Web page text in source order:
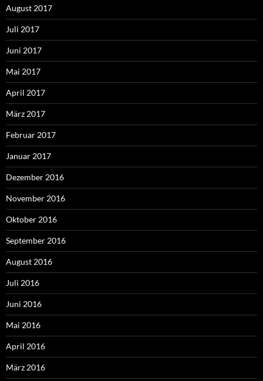
August 2017
Juli 2017
Juni 2017
Mai 2017
April 2017
März 2017
Februar 2017
Januar 2017
Dezember 2016
November 2016
Oktober 2016
September 2016
August 2016
Juli 2016
Juni 2016
Mai 2016
April 2016
März 2016